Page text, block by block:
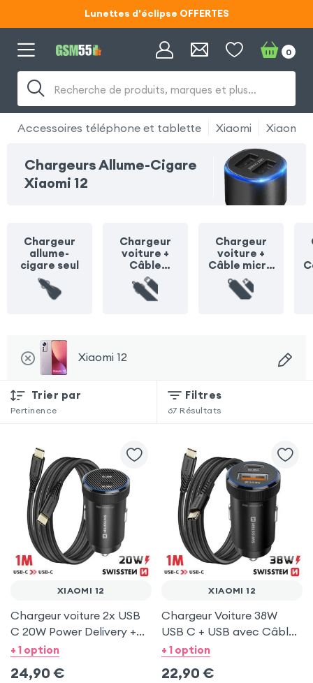
Lunettes d'éclipse OFFERTES
Code ECLIPSE55
Code ECLIPSE55
Recherche de produits, marques et plus…
0
Accessoires téléphone et tablette Xiaomi Xiaomi
Chargeurs Allume-Cigare
Xiaomi 12
Chargeur
allume-
cigare seul
Chargeur
voiture +
Câble
Lightning
Chargeur
voiture +
Câble micro
USB
Xiaomi 12
Trier par
Pertinence
Filtres
67 Résultats
XIAOMI 12
Chargeur voiture 2x USB
C 20W Power Delivery +
Câble USB C 60W pour
+ 1 option
24,90 €
XIAOMI 12
Chargeur Voiture 38W
USB C + USB avec Câble
type C Swissten pour
+ 1 option
22,90 €